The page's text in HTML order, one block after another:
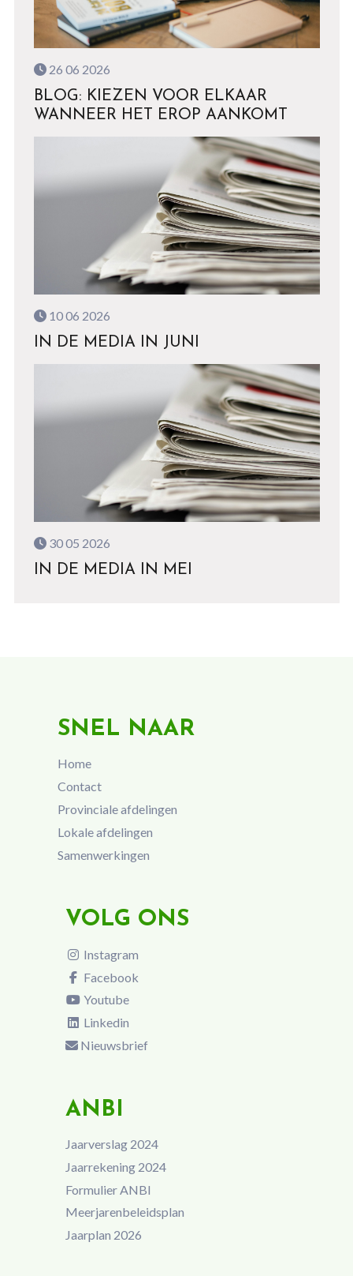
26 06 2026
BLOG: KIEZEN VOOR ELKAAR
WANNEER HET EROP AANKOMT
10 06 2026
IN DE MEDIA IN JUNI
30 05 2026
IN DE MEDIA IN MEI
SNEL NAAR
Home
Contact
Provinciale afdelingen
Lokale afdelingen
Samenwerkingen
VOLG ONS
Instagram
Facebook
Youtube
Linkedin
Nieuwsbrief
ANBI
Jaarverslag 2024
Jaarrekening 2024
Formulier ANBI
Meerjarenbeleidsplan
Jaarplan 2026